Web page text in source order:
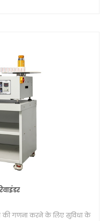
की गणना करने के लिए सुविधा के